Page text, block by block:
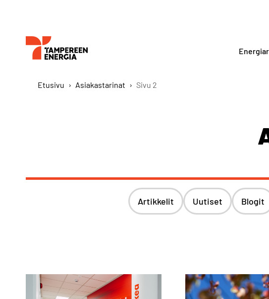
Etusivu › Asiakastarinat › Sivu 2
Artikkelit Uutiset Blogit